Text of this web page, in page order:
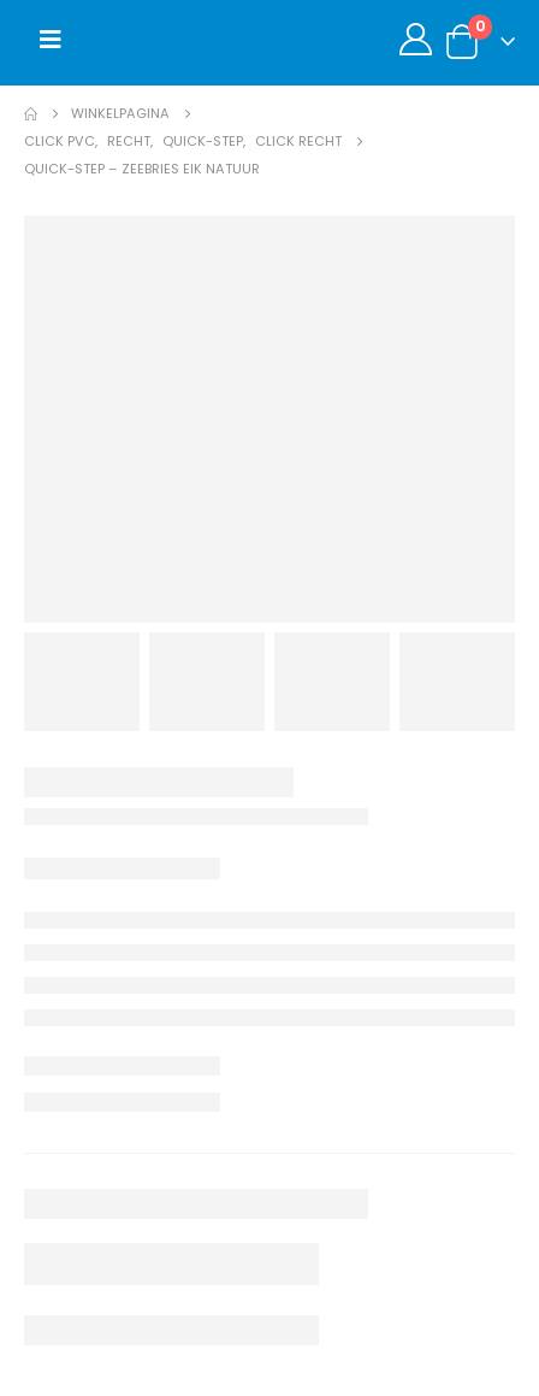
0
WINKELPAGINA
CLICK PVC, RECHT, QUICK-STEP, CLICK RECHT
QUICK-STEP – ZEEBRIES EIK NATUUR